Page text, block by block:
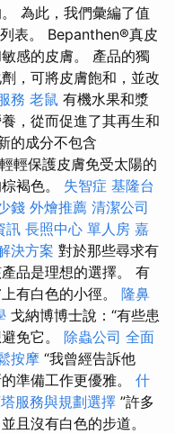
為此，我們彙編了值
表。 Bepanthen®真皮
感的皮膚。 產品的獨
，可將皮膚飽和，並改
務 老鼠 有機水果和漿
，從而促進了其再生和
的成分不包含
輕保護皮膚免受太陽的
褐色。 失智症 基隆台
錢 外燴推薦 清潔公司
訊 長照中心 單人房 嘉
決方案 對於那些尋求有
品是理想的選擇。 有
有白色的小徑。 隆鼻
戈納博博士說：“有些患
免它。 除蟲公司 全面
按摩 “我曾經告訴他
準備工作更優雅。 什
服務與規劃選擇 ”許多
且沒有白色的步道。